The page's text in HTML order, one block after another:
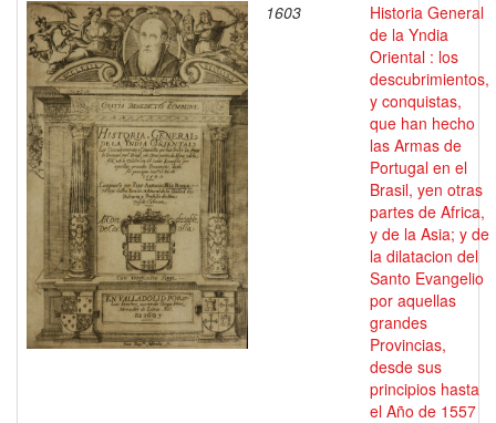
1603
Historia General
de la Yndia
Oriental : los
descubrimientos,
y conquistas,
que han hecho
las Armas de
Portugal en el
Brasil, yen otras
partes de Africa,
y de la Asia; y de
la dilatacion del
Santo Evangelio
por aquellas
grandes
Provincias,
desde sus
principios hasta
el Año de 1557